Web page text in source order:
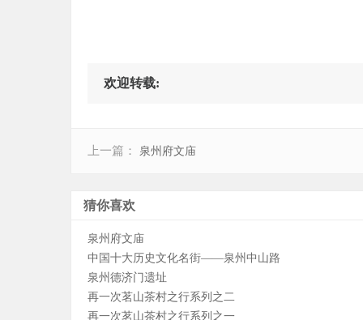
欢迎转载:
上一篇： 泉州府文庙
猜你喜欢
泉州府文庙
中国十大历史文化名街——泉州中山路
泉州德济门遗址
再一次茗山茶村之行系列之二
再一次茗山茶村之行系列之一